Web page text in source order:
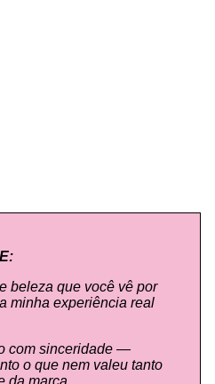
beleza que você vê por
minha experiência real
com sinceridade —
o que nem valeu tanto